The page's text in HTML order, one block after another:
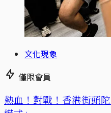
文化現象
僅限會員
熱血！對戰！香港街頭